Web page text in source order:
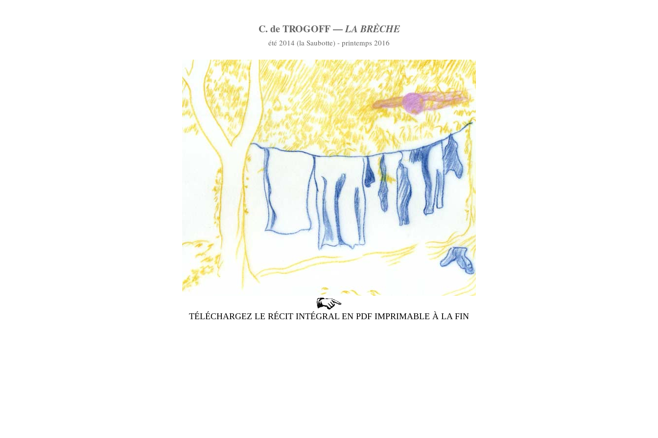
C. de TROGOFF —LA BRÈCHE
été 2014 (la Saubotte) - printemps 2016
TÉLÉCHARGEZ LE RÉCIT INTÉGRAL EN PDF IMPRIMABLE À LA FIN